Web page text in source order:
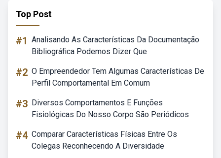
Top Post
#1 Analisando As Características Da Documentação
Bibliográfica Podemos Dizer Que
#2 O Empreendedor Tem Algumas Características De
Perfil Comportamental Em Comum
#3 Diversos Comportamentos E Funções
Fisiológicas Do Nosso Corpo São Periódicos
#4 Comparar Características Físicas Entre Os
Colegas Reconhecendo A Diversidade